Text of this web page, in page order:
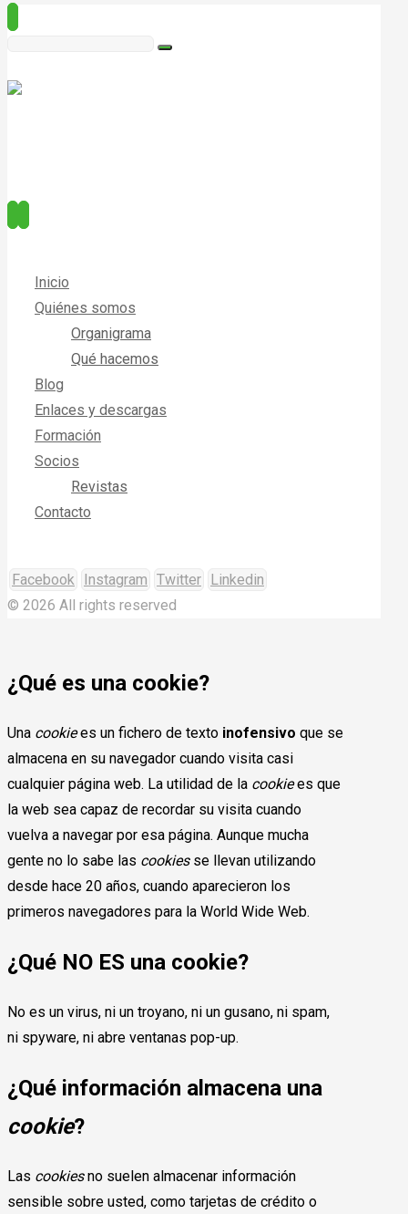
Inicio
Quiénes somos
Organigrama
Qué hacemos
Blog
Enlaces y descargas
Formación
Socios
Revistas
Contacto
Facebook Instagram Twitter Linkedin
© 2026 All rights reserved
¿Qué es una cookie?
Una cookiees un fichero de texto inofensivo que se
almacena en su navegador cuando visita casi
cualquier página web. La utilidad de la cookiees que
la web sea capaz de recordar su visita cuando
vuelva a navegar por esa página. Aunque mucha
gente no lo sabe las cookiesse llevan utilizando
desde hace 20 años, cuando aparecieron los
primeros navegadores para la World Wide Web.
¿Qué NO ES una cookie?
No es un virus, ni un troyano, ni un gusano, ni spam,
ni spyware, ni abre ventanas pop-up.
¿Qué información almacena una
cookie?
Las cookiesno suelen almacenar información
sensible sobre usted, como tarjetas de crédito o